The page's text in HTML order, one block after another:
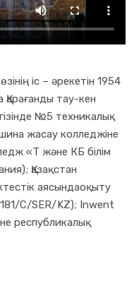
іс – әрекетін 1954
тау-кен
№5 техникалық
жасау колледжіне
«Т және КБ білім
Қазақстан
аясындаоқыту
C/SER/KZ); Inwent
республикалық